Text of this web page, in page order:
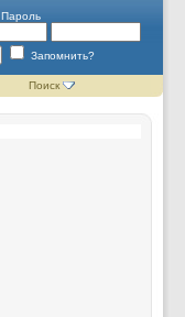
Пароль
Запомнить?
Поиск